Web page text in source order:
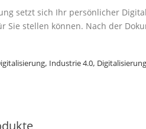
setzt sich Ihr persönlicher
Sie stellen können. Nach der
, Industrie 4.0,